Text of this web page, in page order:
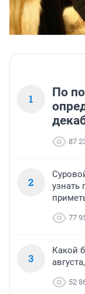
1
По
87
2
узнать
77
3
Какой
52